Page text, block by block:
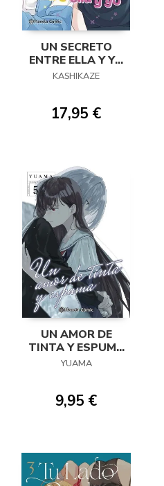
UN SECRETO
ENTRE ELLA Y YO
02
KASHIKAZE
17,95 €
UN AMOR DE
TINTA Y ESPUMA
05
YUAMA
9,95 €